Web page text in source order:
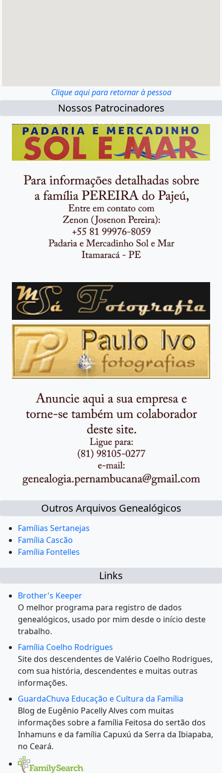
Clique aqui para retornar à pessoa
Nossos Patrocinadores
Outros Arquivos Genealógicos
Famílias Sertanejas
Família Cascão
Família Fontelles
Links
Brother's Keeper
O melhor programa para registro de dados
genealógicos, usado por mim desde o início deste
trabalho.
Família Coelho Rodrigues
Site dos descendentes de Valério Coelho Rodrigues,
com sua história, descendentes e muitas outras
informações.
GuardaChuva Educação e Cultura da Família
Blog de Eugênio Pacelly Alves com muitas
informações sobre a família Feitosa do sertão dos
Inhamuns e da família Capuxú da Serra da Ibiapaba,
no Ceará.